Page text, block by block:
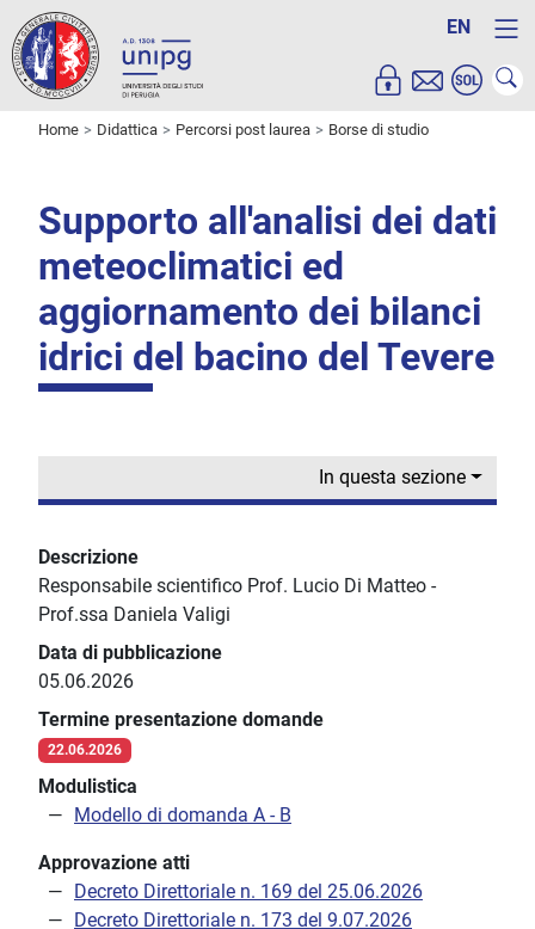
EN
Home Didattica Percorsi post laurea Borse di studio
Supporto all'analisi dei dati
meteoclimatici ed
aggiornamento dei bilanci
idrici del bacino del Tevere
In questa sezione
Descrizione
Responsabile scientifico Prof. Lucio Di Matteo -
Prof.ssa Daniela Valigi
Data di pubblicazione
05.06.2026
Termine presentazione domande
22.06.2026
Modulistica
Modello di domanda A - B
Approvazione atti
Decreto Direttoriale n. 169 del 25.06.2026
Decreto Direttoriale n. 173 del 9.07.2026